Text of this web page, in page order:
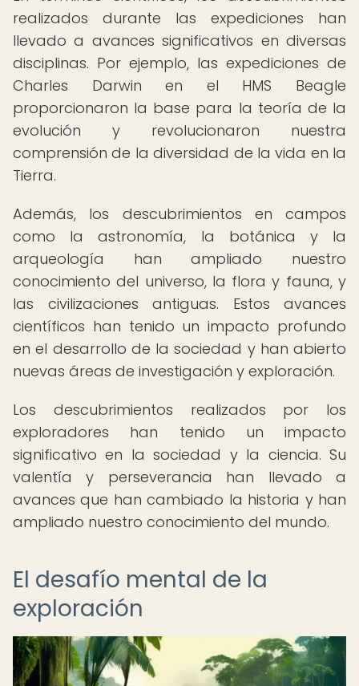
realizados durante las expediciones han
llevado a avances significativos en diversas
disciplinas. Por ejemplo, las expediciones de
Charles Darwin en el HMS Beagle
proporcionaron la base para la teoría de la
evolución y revolucionaron nuestra
comprensión de la diversidad de la vida en la
Tierra.
Además, los descubrimientos en campos
como la astronomía, la botánica y la
arqueología han ampliado nuestro
conocimiento del universo, la flora y fauna, y
las civilizaciones antiguas. Estos avances
científicos han tenido un impacto profundo
en el desarrollo de la sociedad y han abierto
nuevas áreas de investigación y exploración.
Los descubrimientos realizados por los
exploradores han tenido un impacto
significativo en la sociedad y la ciencia. Su
valentía y perseverancia han llevado a
avances que han cambiado la historia y han
ampliado nuestro conocimiento del mundo.
El desafío mental de la
exploración